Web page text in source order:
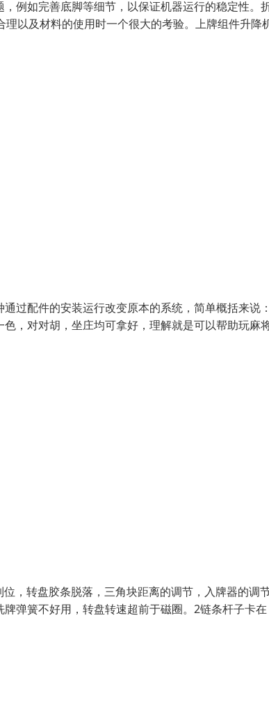
例如完善底脚等细节，以保证机器运行的稳定性。
以及材料的使用时一个很大的考验。上牌组件升降
过配件的安装运行改变原本的系统，简单概括来说
，对对胡，坐庄均可拿好，理解就是可以帮助玩麻
，转盘胶条脱落，三角块距离的调节，入牌器的调
弹簧不好用，转盘转速超前于磁圈。2链条杆子卡在